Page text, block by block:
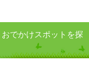
でかけスポットを探